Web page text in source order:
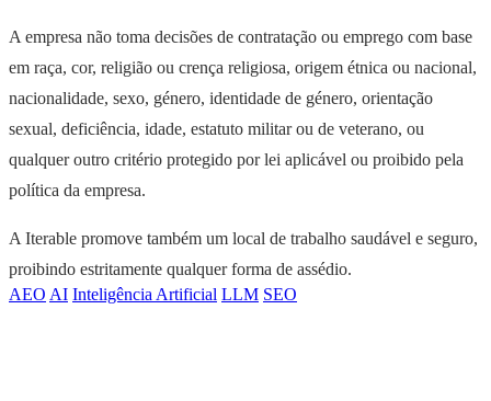
A empresa não toma decisões de contratação ou emprego com base
em raça, cor, religião ou crença religiosa, origem étnica ou nacional,
nacionalidade, sexo, género, identidade de género, orientação
sexual, deficiência, idade, estatuto militar ou de veterano, ou
qualquer outro critério protegido por lei aplicável ou proibido pela
política da empresa.
A Iterable promove também um local de trabalho saudável e seguro,
proibindo estritamente qualquer forma de assédio.
AEO AI Inteligência Artificial LLM SEO